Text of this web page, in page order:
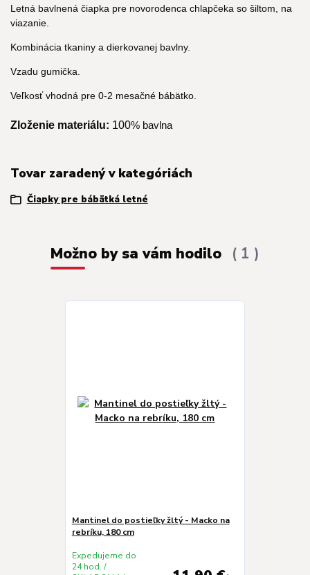
Letná bavlnená čiapka pre novorodenca chlapčeka so šiltom, na
viazanie.
Kombinácia tkaniny a dierkovanej bavlny.
Vzadu gumička.
Veľkosť vhodná pre 0-2 mesačné bábätko.
Zloženie materiálu: 100% bavlna
Tovar zaradený v kategóriách
Čiapky pre bábätká letné
Možno by sa vám hodilo 1
Mantinel do postieľky žltý - Macko na
rebríku, 180 cm
Expedujeme do
24 hod. /